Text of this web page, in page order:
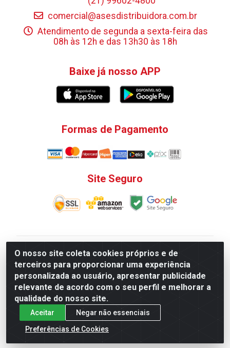
O nosso site coleta cookies próprios e de
terceiros para proporcionar uma experiência
personalizada ao usuário, apresentar publicidade
relevante de acordo com o seu perfil e melhorar a
qualidade do nosso site.
Aceitar
Negar não essenciais
Preferências de Cookies
comercial@asesdistribuidora.com.br
Atendimento de segunda a sexta-feira das
08h às 12h e das 13h30 às 18h
Baixe já nosso APP
Formas de Pagamento
Site Seguro
V. C. Ferragens LTDA - Rua do Matoso, 132 - Praça da
Bandeira, Rio de Janeiro/ RJ - CEP 20.270-135 - CNPJ
12.324.723/0001-25
Todas as regras de promoções, descontos, preços e
prazos de pagamento e entrega expostos aqui são
válidos apenas para compras via internet. Preços e
estoque sujeito a alterações sem aviso prévio.